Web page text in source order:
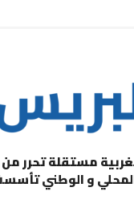
مستقلة تحرر من
و الوطني تأسست